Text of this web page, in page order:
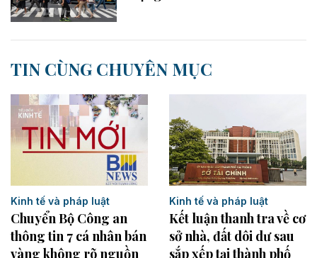
TIN CÙNG CHUYÊN MỤC
Kinh tế và pháp luật
Chuyển Bộ Công an
thông tin 7 cá nhân bán
vàng không rõ nguồn
Kinh tế và pháp luật
Kết luận thanh tra về cơ
sở nhà, đất dôi dư sau
sắp xếp tại thành phố